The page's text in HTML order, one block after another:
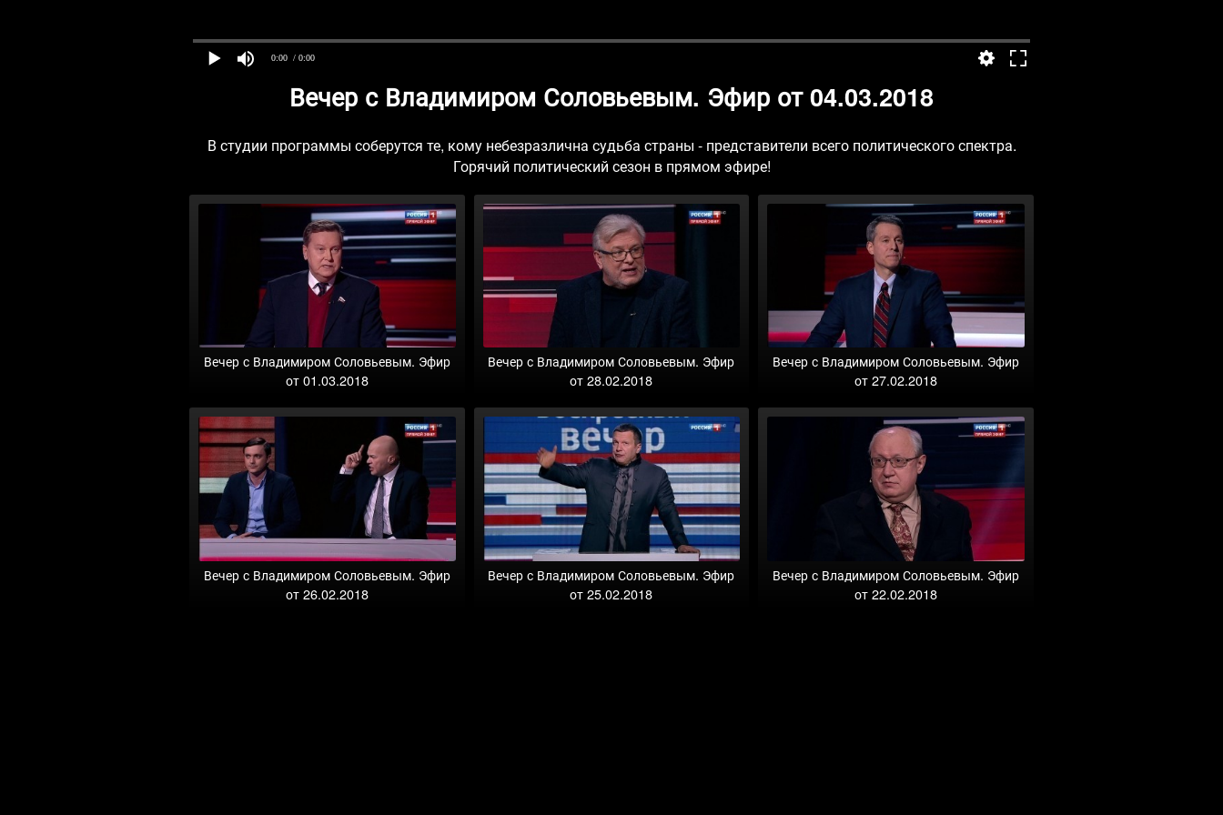
0:00 / 0:00
Вечер с Владимиром Соловьевым. Эфир от 04.03.2018
В студии программы соберутся те, кому небезразлична судьба страны - представители всего политического спектра.
Горячий политический сезон в прямом эфире!
Вечер с Владимиром Соловьевым. Эфир
от 01.03.2018
Вечер с Владимиром Соловьевым. Эфир
от 28.02.2018
Вечер с Владимиром Соловьевым. Эфир
от 27.02.2018
Вечер с Владимиром Соловьевым. Эфир
от 26.02.2018
Вечер с Владимиром Соловьевым. Эфир
от 25.02.2018
Вечер с Владимиром Соловьевым. Эфир
от 22.02.2018